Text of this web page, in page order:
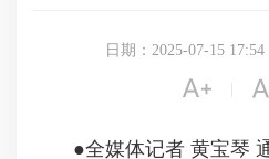
日期：2025-07-15 17:54

●全媒体记者 黄宝琴